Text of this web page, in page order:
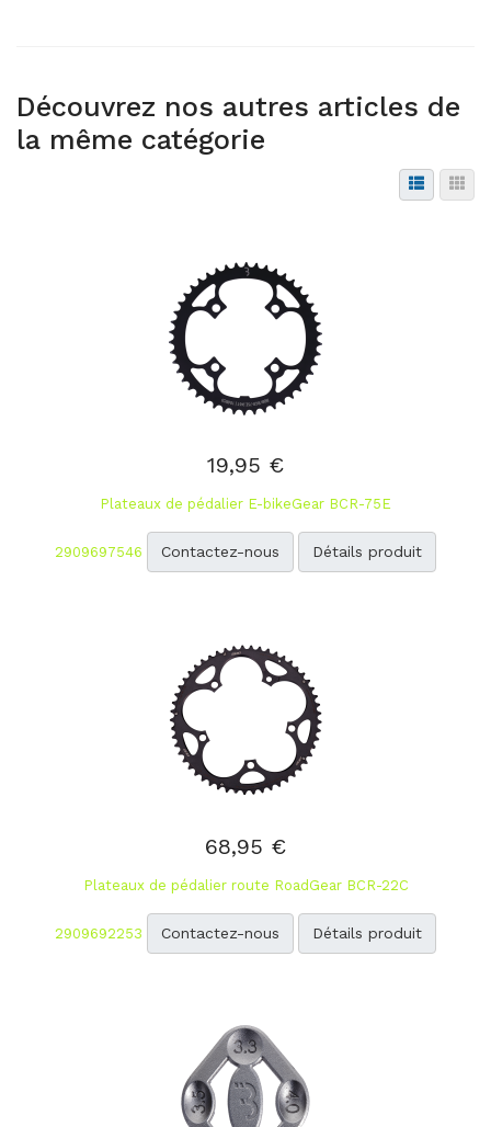
Découvrez nos autres articles de
la même catégorie
19,95 €
Plateaux de pédalier E-bikeGear BCR-75E
2909697546 Contactez-nous Détails produit
68,95 €
Plateaux de pédalier route RoadGear BCR-22C
2909692253 Contactez-nous Détails produit